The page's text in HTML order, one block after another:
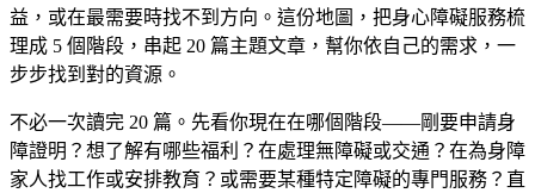
益，或在最需要時找不到方向。這份地圖，把身心障礙服務梳
理成 5 個階段，串起 20 篇主題文章，幫你依自己的需求，一
步步找到對的資源。
不必一次讀完 20 篇。先看你現在在哪個階段——剛要申請身
障證明？想了解有哪些福利？在處理無障礙或交通？在為身障
家人找工作或安排教育？或需要某種特定障礙的專門服務？直